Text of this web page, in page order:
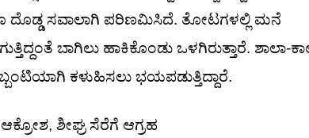
ದೊಡ್ಡ ಸವಾಲಾಗಿ ಪರಿಣಮಿಸಿದೆ. ತೋಟಗಳಲ್ಲಿ ಮನೆ
ಬಾಗಿಲು ಹಾಕಿಕೊಂಡು ಒಳಗಿರುತ್ತಾರೆ. ಶಾಲಾ-
ಕಳುಹಿಸಲು ಭಯಪಡುತ್ತಿದ್ದಾರೆ.
ಶೀಘ್ರ ಸೆರೆಗೆ ಆಗ್ರಹ